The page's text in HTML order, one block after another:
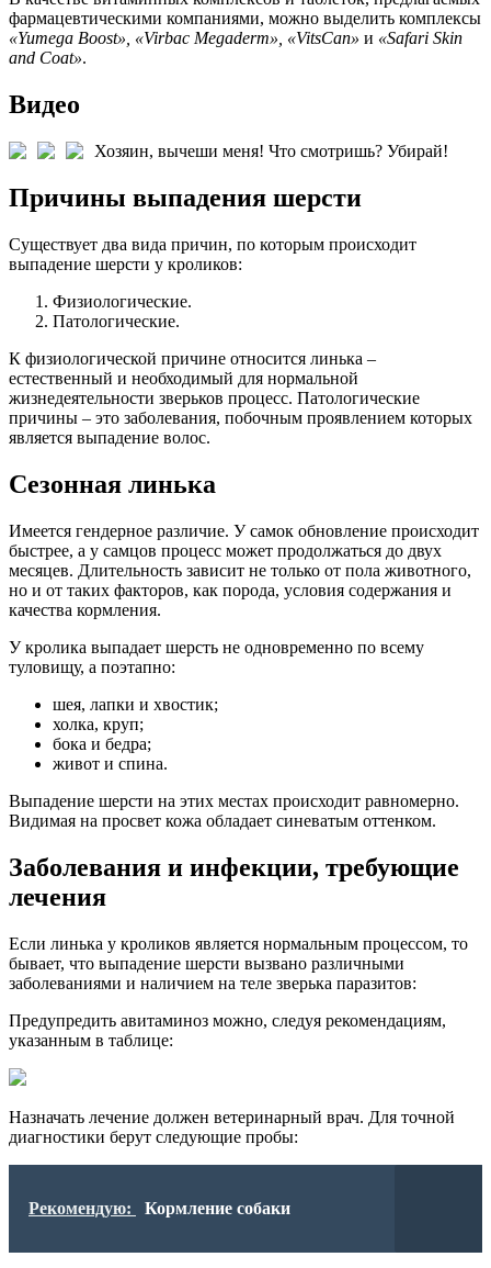
фармацевтическими компаниями, можно выделить комплексы
«Yumega Boost», «Virbac Megaderm», «VitsCan» и «Safari Skin
and Coat».
Видео
Хозяин, вычеши меня! Что смотришь? Убирай!
Причины выпадения шерсти
Существует два вида причин, по которым происходит
выпадение шерсти у кроликов:
Физиологические.
Патологические.
К физиологической причине относится линька –
естественный и необходимый для нормальной
жизнедеятельности зверьков процесс. Патологические
причины – это заболевания, побочным проявлением которых
является выпадение волос.
Сезонная линька
Имеется гендерное различие. У самок обновление происходит
быстрее, а у самцов процесс может продолжаться до двух
месяцев. Длительность зависит не только от пола животного,
но и от таких факторов, как порода, условия содержания и
качества кормления.
У кролика выпадает шерсть не одновременно по всему
туловищу, а поэтапно:
шея, лапки и хвостик;
холка, круп;
бока и бедра;
живот и спина.
Выпадение шерсти на этих местах происходит равномерно.
Видимая на просвет кожа обладает синеватым оттенком.
Заболевания и инфекции, требующие
лечения
Если линька у кроликов является нормальным процессом, то
бывает, что выпадение шерсти вызвано различными
заболеваниями и наличием на теле зверька паразитов:
Предупредить авитаминоз можно, следуя рекомендациям,
указанным в таблице:
Назначать лечение должен ветеринарный врач. Для точной
диагностики берут следующие пробы:
Рекомендую: Кормление собаки